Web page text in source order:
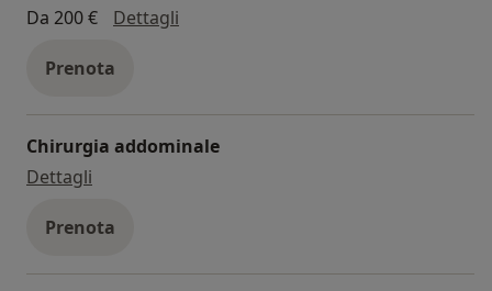
Da 200 €
Dettagli
Prenota
Chirurgia addominale
Dettagli
Prenota